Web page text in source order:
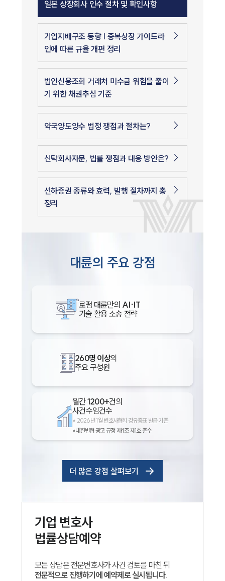
일본 상장회사 인수 절차 및 확인사항
기업지배구조 동향 | 중복상장 가이드라
인에 따른 규율 개편 정리
법인신용조회 거래처 미수금 위험을 줄이
기 위한 채권추심 기준
약국양도양수 법정 쟁점과 절차는?
신탁회사자문, 법률 쟁점과 대응 방안은?
선하증권 종류와 효력, 발행 절차까지 총
정리
대륜의 주요 강점
로펌 대륜만의 AI·IT
기술 활용 소송 전략
260명 이상의
주요 구성원
월간1200+건의
사건수임건수
* 2026년 1월 변호사협회 경유증표 발급 기준
*대한변협 광고 규정 제4조 제1호 준수
더 많은 강점 살펴보기
기업 변호사
법률상담예약
모든 상담은 전문변호사가 사건 검토를 마친 뒤
전문적으로 진행하기에 예약제로 실시됩니다.